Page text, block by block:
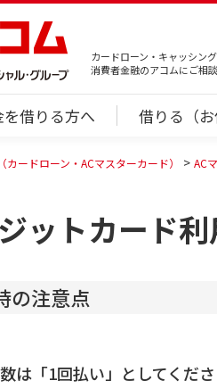
カードローン・キャッシン
消費者金融のアコムにご相
借りる方へ 借りる（お
カードローン・ACマスターカード） AC
ットカード
の注意点
は「1回払い」としてくだ